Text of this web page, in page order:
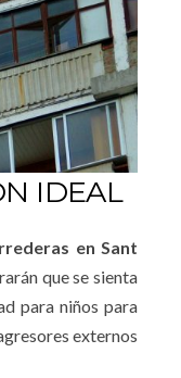
IDEAL
en Sant
que se sienta
para niños para
externos